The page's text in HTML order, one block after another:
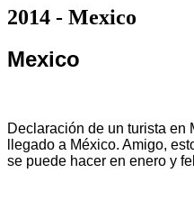
2014 - Mexico
Mexico
Declaración de un turista en
llegado a México. Amigo,
se puede hacer en enero y